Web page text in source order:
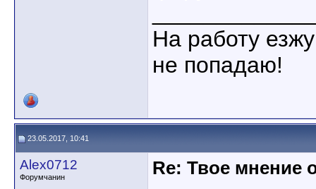
На работу
не попадаю!
23.05.2017, 10:41
Alex0712
Форумчанин
Re: Твое мнение